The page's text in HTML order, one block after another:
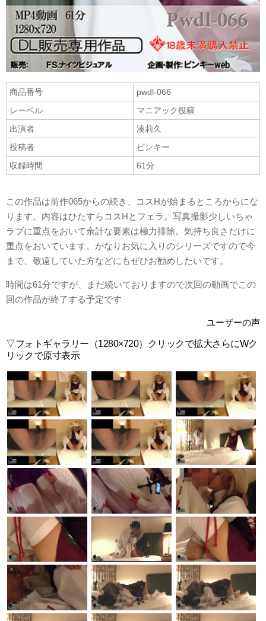
商品番号
pwdl-066
レーベル
マニアック投稿
出演者
湊莉久
投稿者
ピンキー
収録時間
61分
この作品は前作065からの続き、コスHが始まるところからにな
ります。内容はひたすらコスHとフェラ。写真撮影少しいちゃ
ラブに重点をおいて余計な要素は極力排除。気持ち良さだけに
重点をおいています。かなりお気に入りのシリーズですので今
まで、敬遠していた方などにもぜひお勧めしたいです。
時間は61分ですが、まだ続いておりますので次回の動画でこの
回の作品が終了する予定です
ユーザーの声
▽フォトギャラリー（1280×720）クリックで拡大さらにWク
リックで原寸表示